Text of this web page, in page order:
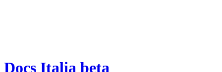
Docs Italia beta